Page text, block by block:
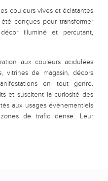
couleurs vives et éclatantes
conçues pour transformer
illuminé et percutant,
aux couleurs acidulées
vitrines de magasin, décors
en tout genre.
et suscitent la curiosité des
aux usages évènementiels
de trafic dense. Leur